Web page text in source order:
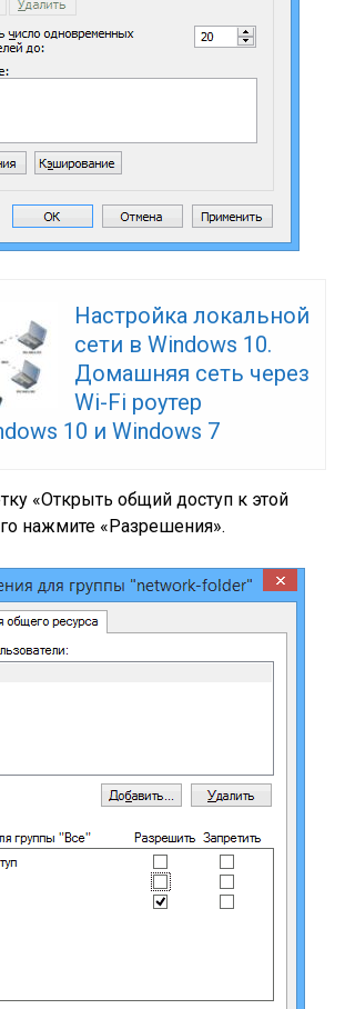
Настройка локальной
сети в Windows 10.
Домашняя сеть через
Wi-Fi роутер
10 и Windows 7
«Открыть общий доступ к этой
нажмите «Разрешения».